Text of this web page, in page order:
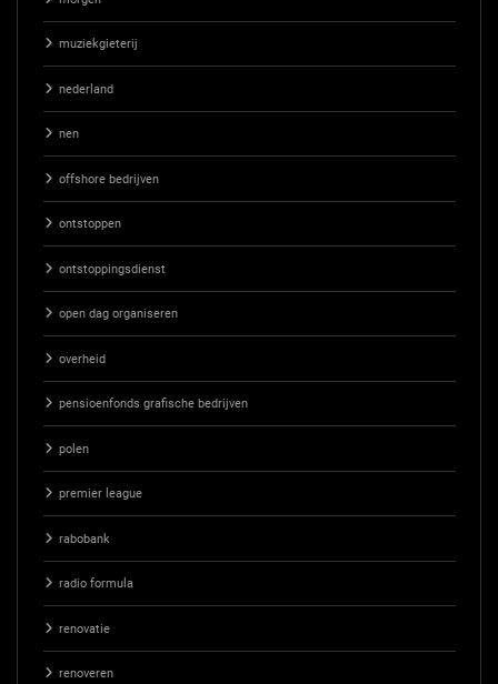
muziekgieterij
nederland
nen
offshore bedrijven
ontstoppen
ontstoppingsdienst
open dag organiseren
overheid
pensioenfonds grafische bedrijven
polen
premier league
rabobank
radio formula
renovatie
renoveren